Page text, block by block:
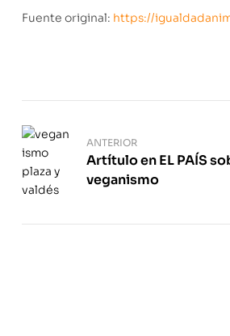
Fuente original: https://
ANTERIOR
Artítulo en EL PAÍS
veganismo